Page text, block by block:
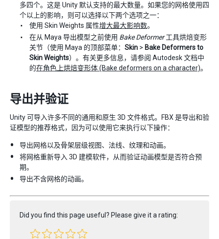
多四个。这是 Unity 默认支持的最大数量。如果您的网格使用四
个以上的影响，则可以选择以下两个选项之一：
使用 Skin Weights 属性增大最大影响数。
在从 Maya 导出模型之前使用 Bake Deformer工具烘焙变形
关节（使用 Maya 的顶部菜单： Skin > Bake Deformers to
Skin Weights）。有关更多信息，请参阅 Autodesk 文档中
的在角色上烘焙变形体 (Bake deformers on a character)。
导出并验证
Unity 可导入许多不同的通用和原生 3D 文件格式。FBX 是导出和验
证模型的推荐格式，因为可以使用它来执行以下操作：
导出网格以及骨架层级视图、法线、纹理和动画。
将网格重新导入 3D 建模软件，从而验证动画模型是否符合预
期。
导出不含网格的动画。
Did you find this page useful? Please give it a rating: